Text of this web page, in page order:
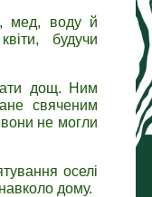
мед, воду й
будучи
дощ. Ним
свяченим
не могли
оселі
дому.